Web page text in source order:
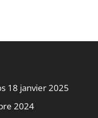
18 janvier 2025
2024